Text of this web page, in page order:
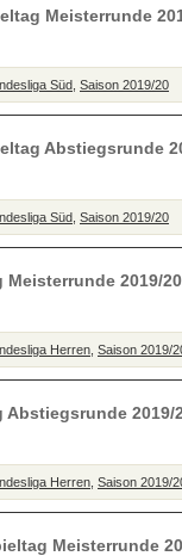
Meisterrunde
Süd Saison 2019/20
Abstiegsrunde
Süd Saison 2019/20
Meisterrunde 2019/20
Herren Saison 2019/
Abstiegsrunde 2019/
Herren Saison 2019/
Meisterrunde